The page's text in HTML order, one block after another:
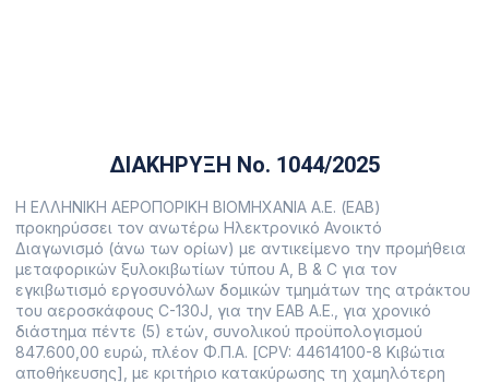
ΔΙΑΚΗΡΥΞΗ Νο. 1044/2025
Η ΕΛΛΗΝΙΚΗ ΑΕΡΟΠΟΡΙΚΗ ΒΙΟΜΗΧΑΝΙΑ Α.Ε. (ΕΑΒ)
προκηρύσσει τον ανωτέρω Ηλεκτρονικό Ανοικτό
Διαγωνισμό (άνω των ορίων) με αντικείμενο την προμήθεια
μεταφορικών ξυλοκιβωτίων τύπου A, B & C για τον
εγκιβωτισμό εργοσυνόλων δομικών τμημάτων της ατράκτου
του αεροσκάφους C-130J, για την ΕΑΒ Α.Ε., για χρονικό
διάστημα πέντε (5) ετών, συνολικού προϋπολογισμού
847.600,00 ευρώ, πλέον Φ.Π.Α. [CPV: 44614100-8 Κιβώτια
αποθήκευσης], με κριτήριο κατακύρωσης τη χαμηλότερη